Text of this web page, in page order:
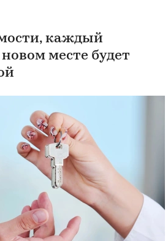
каждый
месте будет